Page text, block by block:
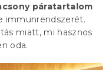
páratartalom
immunrendszerét.
miatt, mi hasznos
oda.